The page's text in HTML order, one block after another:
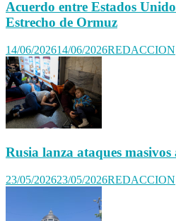
Acuerdo entre Estados
Estrecho de Ormuz
14/06/202614/06/2026REDACCION
Rusia lanza ataques
23/05/202623/05/2026REDACCION